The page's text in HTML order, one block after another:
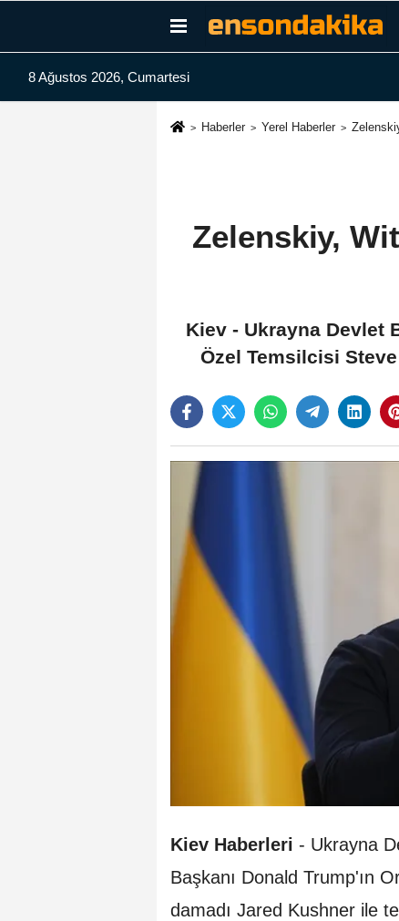
8 Ağustos 2026, Cumartesi
Haberler Yerel Haberler
Zelenskiy,
Kiev - Ukrayna Devlet
Özel Temsilcisi
Kiev Haberleri - Ukrayna
Başkanı Donald Trump'ın
damadı Jared Kushner ile